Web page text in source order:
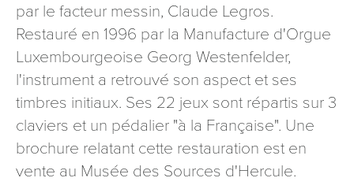
par le facteur messin, Claude Legros.
Restauré en 1996 par la Manufacture d'Orgue
Luxembourgeoise Georg Westenfelder,
l'instrument a retrouvé son aspect et ses
timbres initiaux. Ses 22 jeux sont répartis sur 3
claviers et un pédalier "à la Française". Une
brochure relatant cette restauration est en
vente au Musée des Sources d'Hercule.